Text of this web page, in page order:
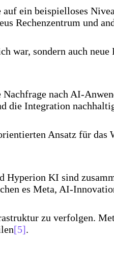
ein beispielloses
Rechenzentrum und
war, sondern auch neue
nach AI-
die Integration
Ansatz für das
Hyperion KI sind
es Meta, AI-
zu verfolgen.
[5].